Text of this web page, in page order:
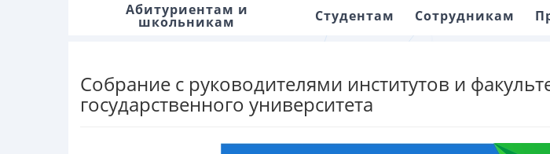
Абитуриентам и
школьникам Студентам Сотрудникам
Собрание с руководителями институтов и
государственного университета